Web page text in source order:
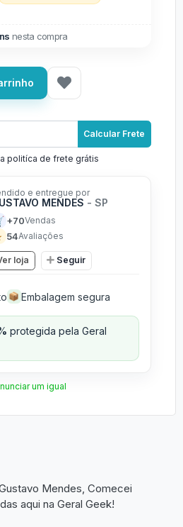
⚡ Última unidade
nesta compra
politíca de frete grátis
e entregue por
MENDES- SP
+70Vendas
54
protegida pela Geral